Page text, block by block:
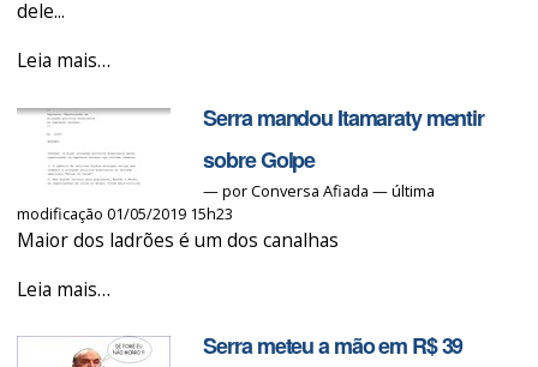
dele...
Bolsodória
blindar
DERSA
laranja
do
Serra!
Leia mais…
Serra mandou Itamaraty mentir
sobre Golpe
—porConversa Afiada — última
modificação 01/05/2019 15h23
Maior dos ladrões é um dos canalhas
Serra
Itamaraty
Leia mais…
Serra meteu a mão em R$ 39